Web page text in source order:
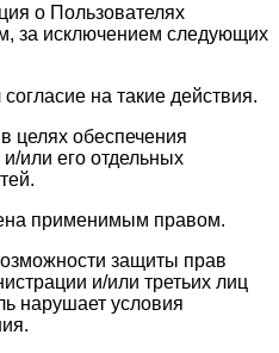
о Пользователях
за исключением следующих
на такие действия.
целях обеспечения
или его отдельных
применимым правом.
защиты прав
и/или третьих лиц
нарушает условия